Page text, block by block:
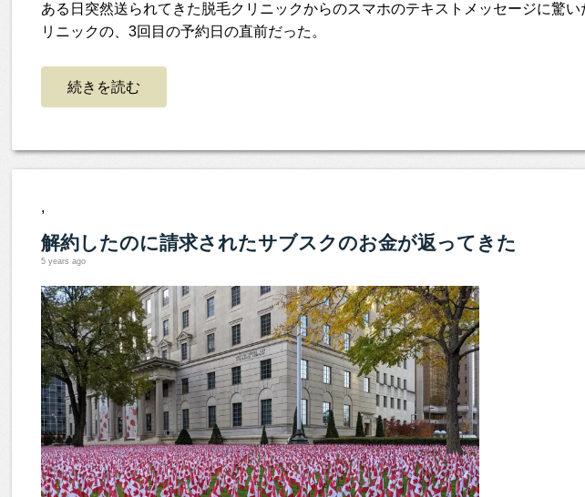
ある日突然送られてきた脱毛クリニックからのスマホのテキストメッセージに驚
リニックの、3回目の予約日の直前だった。
続きを読む
,
解約したのに請求されたサブスクのお金が返ってきた
5 years ago